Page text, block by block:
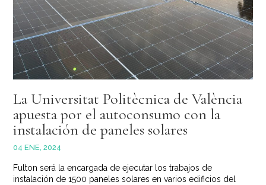
La Universitat Politècnica de València
apuesta por el autoconsumo con la
instalación de paneles solares
04 ENE, 2024
Fulton será la encargada de ejecutar los trabajos de
instalación de 1500 paneles solares en varios edificios del